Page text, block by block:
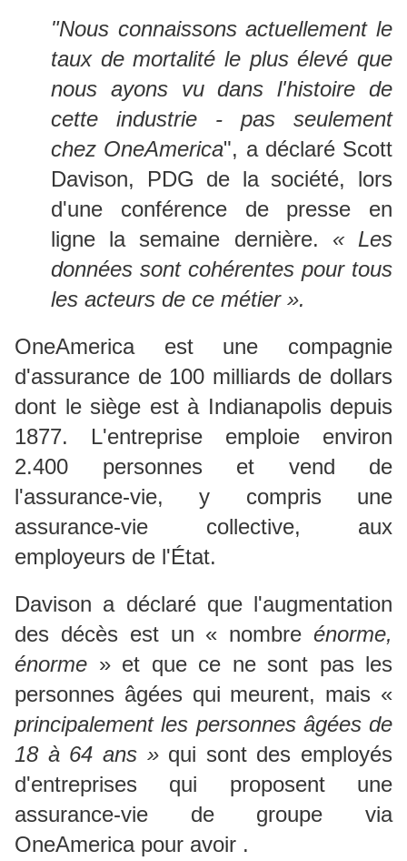
"Nous connaissons actuellement le
taux de mortalité le plus élevé que
nous ayons vu dans l'histoire de
cette industrie - pas seulement
chez OneAmerica", a déclaré Scott
Davison, PDG de la société, lors
d'une conférence de presse en
ligne la semaine dernière. « Les
données sont cohérentes pour tous
les acteurs de ce métier ».
OneAmerica est une compagnie
d'assurance de 100 milliards de dollars
dont le siège est à Indianapolis depuis
1877. L'entreprise emploie environ
2.400 personnes et vend de
l'assurance-vie, y compris une
assurance-vie collective, aux
employeurs de l'État.
Davison a déclaré que l'augmentation
des décès est un « nombre énorme,
énorme » et que ce ne sont pas les
personnes âgées qui meurent, mais «
principalement les personnes âgées de
18 à 64 ans »qui sont des employés
d'entreprises qui proposent une
assurance-vie de groupe via
OneAmerica pour avoir .